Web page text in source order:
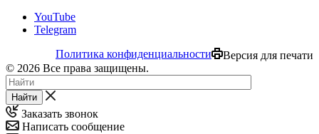
YouTube
Telegram
Версия для печати
Политика конфиденциальности
© 2026 Все права защищены.
Найти
Заказать звонок
Написать сообщение